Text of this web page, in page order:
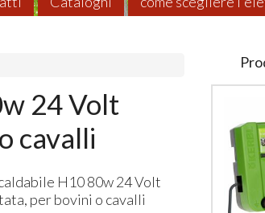
24 Volt
cavalli
H10 80w 24 Volt
per bovini o cavalli